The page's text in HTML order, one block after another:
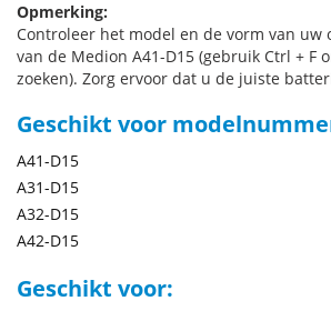
Opmerking:
Controleer het model en de vorm van
van de Medion A41-D15 (gebruik Ctrl + F
zoeken). Zorg ervoor dat u de juiste
Geschikt voor
A41-D15
A31-D15
A32-D15
A42-D15
Geschikt voor: